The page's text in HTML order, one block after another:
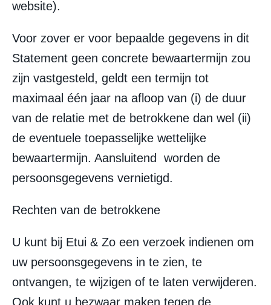
website).
Voor zover er voor bepaalde gegevens in dit
Statement geen concrete bewaartermijn zou
zijn vastgesteld, geldt een termijn tot
maximaal één jaar na afloop van (i) de duur
van de relatie met de betrokkene dan wel (ii)
de eventuele toepasselijke wettelijke
bewaartermijn. Aansluitend worden de
persoonsgegevens vernietigd.
Rechten van de betrokkene
U kunt bij Etui & Zo een verzoek indienen om
uw persoonsgegevens in te zien, te
ontvangen, te wijzigen of te laten verwijderen.
Ook kunt u bezwaar maken tegen de